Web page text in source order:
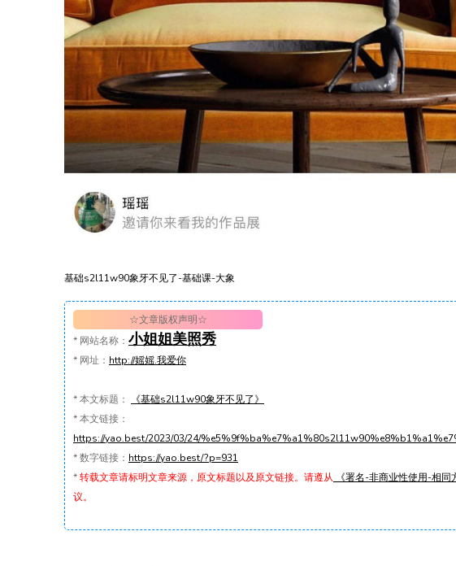
基础s2l11w90象牙不见了-基础课-大象
☆文章版权声明☆
* 网站名称： 小姐姐美照秀
* 网址： http://媱媱.我爱你
*本文标题：
《基础s2l11w90象牙不见了》
*本文链接：
https://yao.best/2023/03/24/
*数字链接： https://yao.best/?p=931
*转载文章请标明文章来源，原文标题以及原文链接。请遵从 《署名-非商业性使用-相同
议。